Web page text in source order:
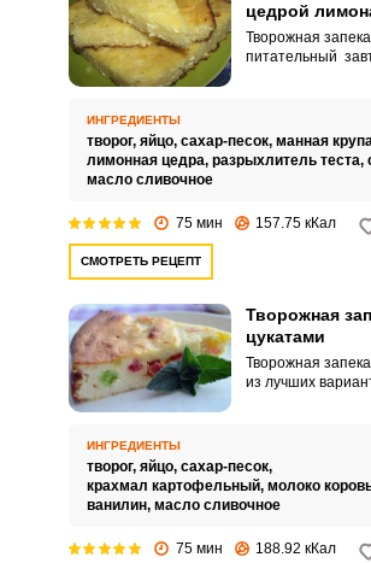
цедрой
Творожная
питательный
любят!
просто и можно
ИНГРЕДИЕНТЫ
творог, яйцо, сахар-песок, манная
лимонная цедра, разрыхлитель теста,
масло сливочное
75 мин 157.75 кКал
СМОТРЕТЬ РЕЦЕПТ
Творожная
цукатами
Творожная
из лучших
другие важные
минералы.
ИНГРЕДИЕНТЫ
творог, яйцо, сахар-песок,
крахмал картофельный, молоко
ванилин, масло сливочное
75 мин 188.92 кКал